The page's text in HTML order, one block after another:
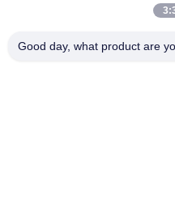
Platform Inspeksi Jembatan
Good day, what product are